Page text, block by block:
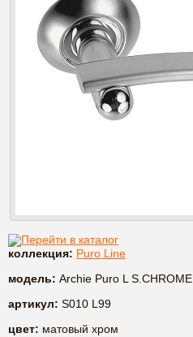
Перейти в каталог
коллекция: Puro Line
модель: Archie Puro L S.CHROME
артикул: S010 L99
цвет: матовый хром